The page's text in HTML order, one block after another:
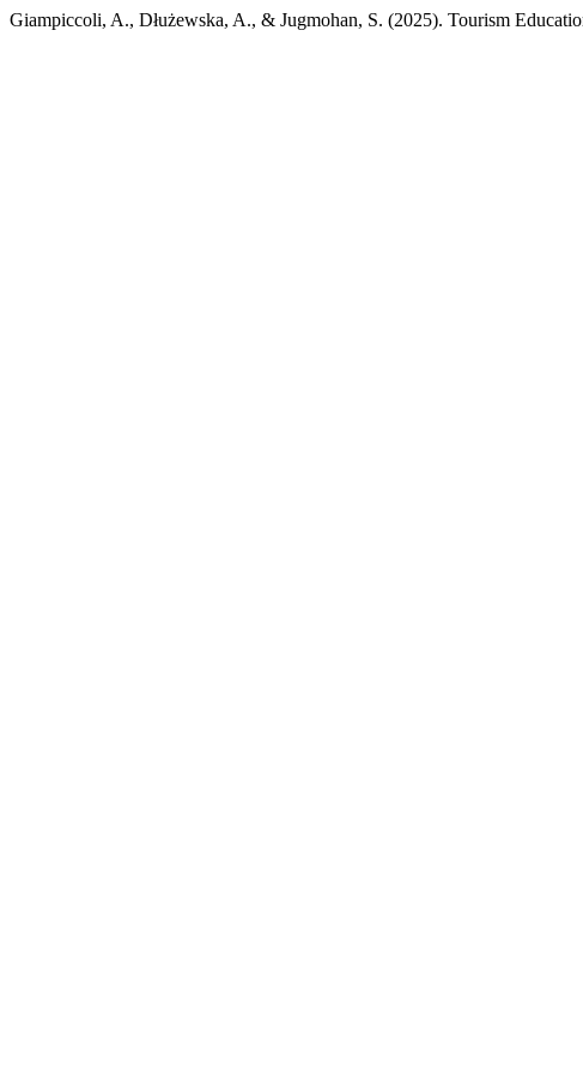
Giampiccoli, A., Dłużewska, A., & Jugmohan, S. (2025). Tourism